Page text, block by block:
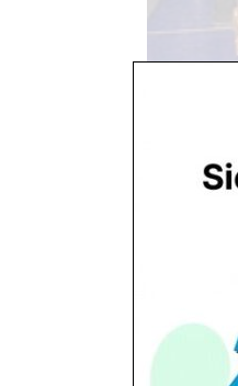
Inne
mały